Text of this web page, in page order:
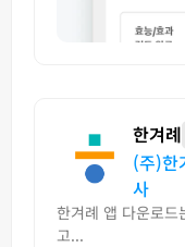
한겨례
(주)한
사
한겨례 앱 다운로드
고...